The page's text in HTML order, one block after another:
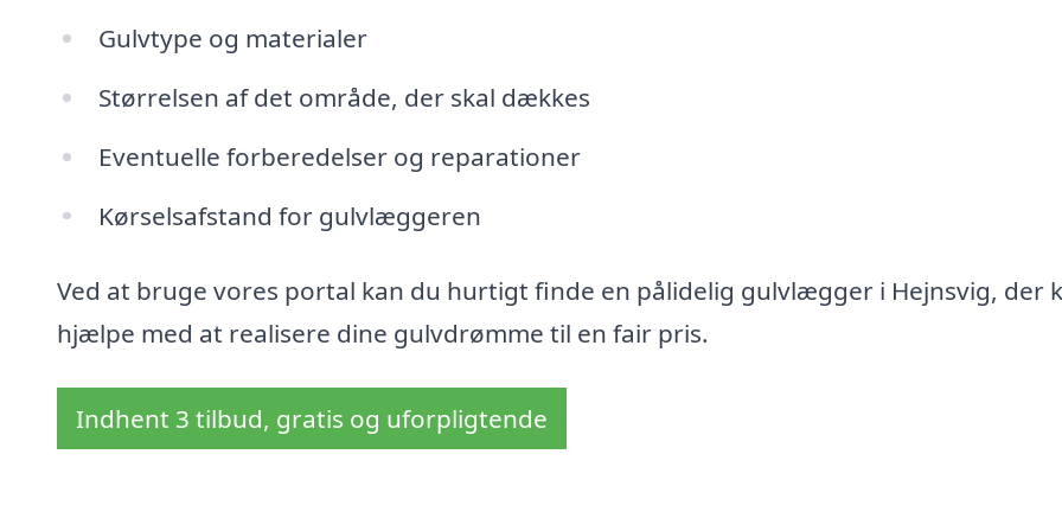
Gulvtype og materialer
Størrelsen af det område, der skal dækkes
Eventuelle forberedelser og reparationer
Kørselsafstand for gulvlæggeren
Ved at bruge vores portal kan du hurtigt finde en pålidelig gulvlægger i Hejnsvig, der
hjælpe med at realisere dine gulvdrømme til en fair pris.
Indhent 3 tilbud, gratis og uforpligtende